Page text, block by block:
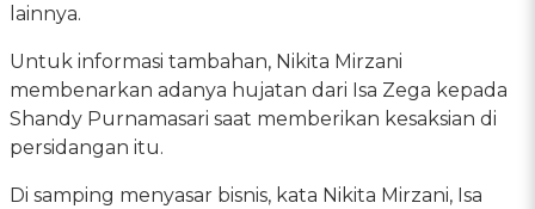
lainnya.
Untuk informasi tambahan, Nikita Mirzani
membenarkan adanya hujatan dari Isa Zega kepada
Shandy Purnamasari saat memberikan kesaksian di
persidangan itu.
Di samping menyasar bisnis, kata Nikita Mirzani, Isa